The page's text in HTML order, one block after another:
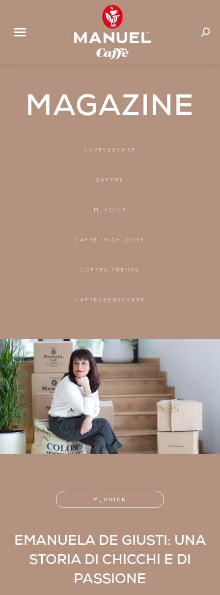
Cerca:
MAGAZINE
COFFEE&CHEF
SAPERE
M_VOICE
CAFFÈ IN CHICCHE
COFFEE TRENDS
CAFFÈ&BENESSERE
M_VOICE
EMANUELA DE GIUSTI: UNA
STORIA DI CHICCHI E DI
PASSIONE